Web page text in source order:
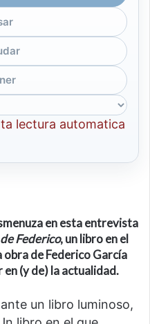
lectura automatica
en esta entrevista
Federico, un libro en el
de Federico García
en (y de) la actualidad.
un libro luminoso,